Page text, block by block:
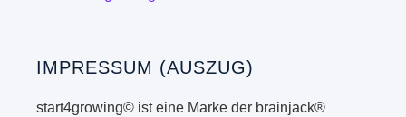
IMPRESSUM (AUSZUG)
start4growing© ist eine Marke der brainjack®